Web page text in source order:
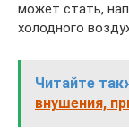
может стать,
холодного
Читайте
внушения,